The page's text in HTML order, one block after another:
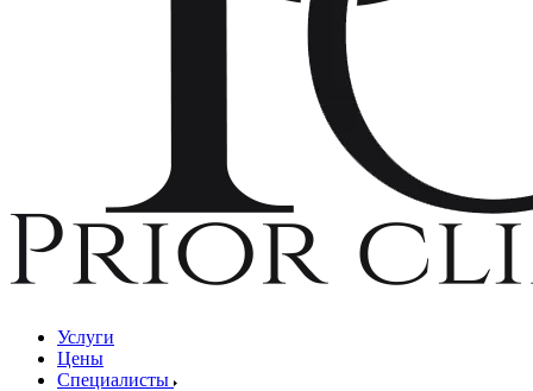
Услуги
Цены
Специалисты